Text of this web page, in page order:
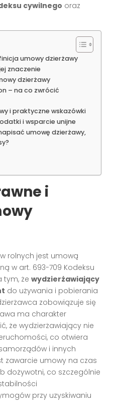
cywilnego oraz
umowy dzierżawy
znaczenie
dzierżawy
– na co zwrócić
i praktyczne wskazówki
i wsparcie unijne
umowę dzierżawy,
i
rolnych jest umową
w art. 693-709 Kodeksu
tym, żewydzierżawiający
do używania i pobierania
zobowiązuje się
ma charakter
że wydzierżawiający nie
co otwiera
i innych
zawarcie umowy na czas
dożywotni, co szczególnie
przy uzyskiwaniu